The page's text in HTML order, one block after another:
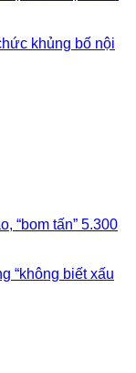
khủng bố nội
“bom tấn” 5.300
“không biết xấu